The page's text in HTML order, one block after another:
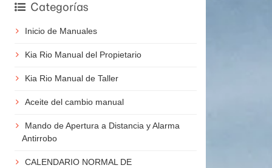
Categorías
Inicio de Manuales
Kia Rio Manual del Propietario
Kia Rio Manual de Taller
Aceite del cambio manual
Mando de Apertura a Distancia y Alarma
Antirrobo
CALENDARIO NORMAL DE